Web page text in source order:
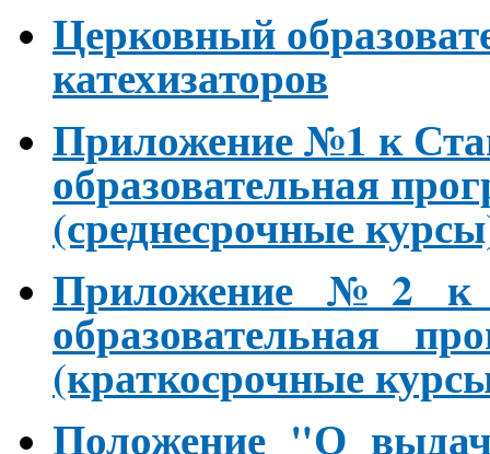
Церковный
катехизаторов
Приложение №1 к
образовательная
(среднесрочные
Приложение №2 к
образовательная
(краткосрочные
Положение "О